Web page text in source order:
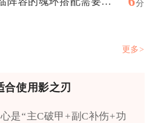
分
更多>
合使用影之刃
是“主C破甲+副C补伤+功